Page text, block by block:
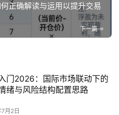
正确解读与运用以提升交易
下一篇
门2026：国际市场联动下的
绪与风险结构配置思路
月2日